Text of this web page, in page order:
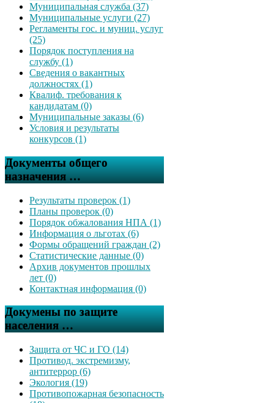
Муниципальная служба (37)
Муниципальные услуги (27)
Регламенты гос. и муниц. услуг
(25)
Порядок поступления на
службу (1)
Сведения о вакантных
должностях (1)
Квалиф. требования к
кандидатам (0)
Муниципальные заказы (6)
Условия и результаты
конкурсов (1)
Документы общего
назначения …
Результаты проверок (1)
Планы проверок (0)
Порядок обжалования НПА (1)
Информация о льготах (6)
Формы обращений граждан (2)
Статистические данные (0)
Архив документов прошлых
лет (0)
Контактная информация (0)
Докумены по защите
населения …
Защита от ЧС и ГО (14)
Противод. экстремизму,
антитеррор (6)
Экология (19)
Противопожарная безопасность